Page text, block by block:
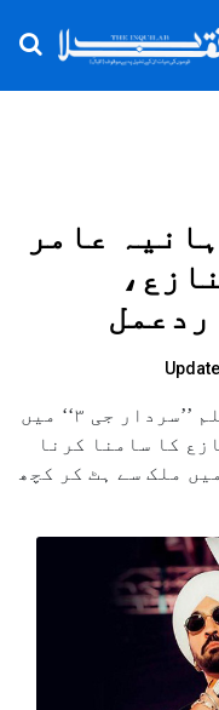
میں ہانیہ عامر
ردعمل
دلجیت دوسانجھ کو اپنی اگلی فلم ’’سردار جی ۳‘‘ میں
کا سامنا کرنا
ملک سے ہٹ کر کچھ